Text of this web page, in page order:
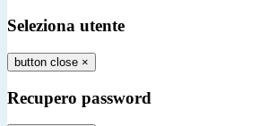
Seleziona utente
button close ×
Recupero password